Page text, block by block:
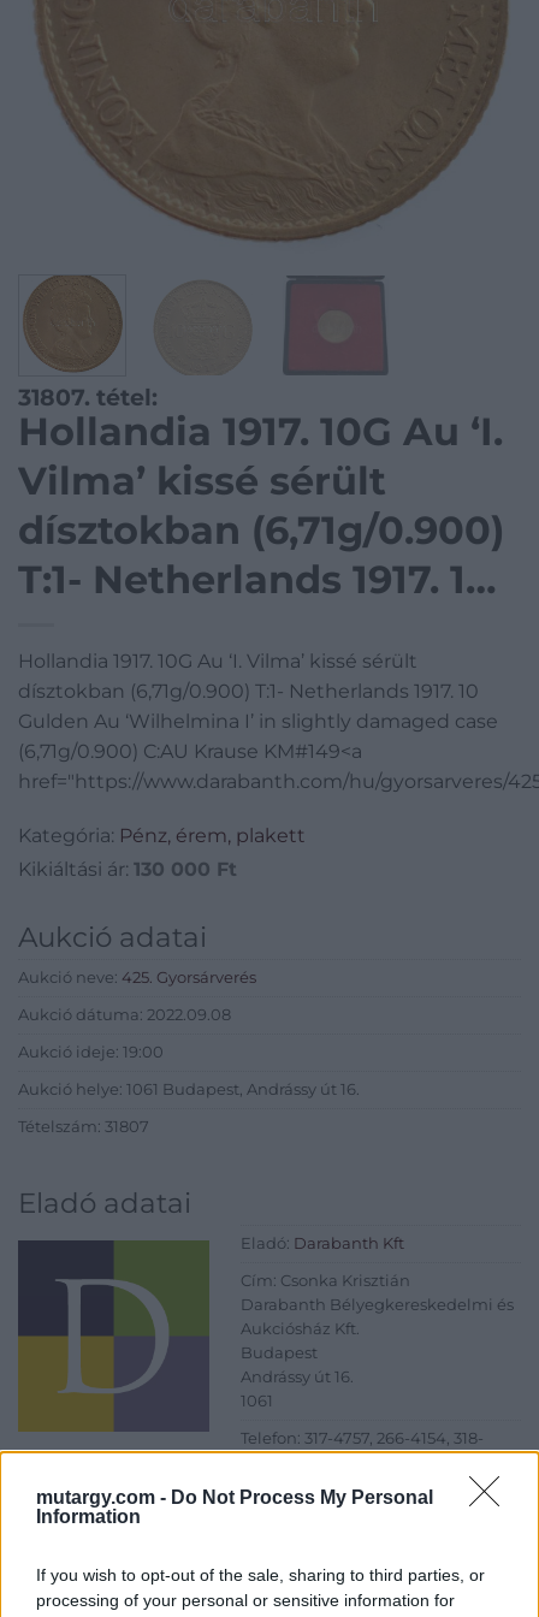
mutargy.com - Do Not Process My Personal
Information
If you wish to opt-out of the sale, sharing to third parties, or
processing of your personal or sensitive information for
31807. tétel:
Hollandia 1917. 10G Au ‘I.
Vilma’ kissé sérült
dísztokban (6,71g/0.900)
T:1- Netherlands 1917. 10
in slightly damaged
case (6,71g/0.900) C:AU
Krause KM#149
Hollandia 1917. 10G Au ‘I. Vilma’ kissé sérült
dísztokban (6,71g/0.900) T:1- Netherlands 1917. 10
Gulden Au ‘Wilhelmina I’ in slightly damaged case
(6,71g/0.900) C:AU Krause KM#149<a
href="https://www.darabanth.com/hu/gyorsarveres/
Kategória: Pénz, érem, plakett
Kikiáltási ár: 130 000 Ft
Aukció adatai
Aukció neve: 425. Gyorsárverés
Aukció dátuma: 2022.09.08
Aukció ideje: 19:00
Aukció helye: 1061 Budapest, Andrássy út 16.
Tételszám: 31807
Eladó adatai
Eladó: Darabanth Kft
Cím: Csonka Krisztián
Darabanth Bélyegkereskedelmi és
Aukciósház Kft.
Budapest
Andrássy út 16.
1061
Telefon: 317-4757, 266-4154, 318-
Weboldal:http://darabanth.com
veszik át, a vevő a postaköltség, biztosítási díj megfizetésére is
köteles.